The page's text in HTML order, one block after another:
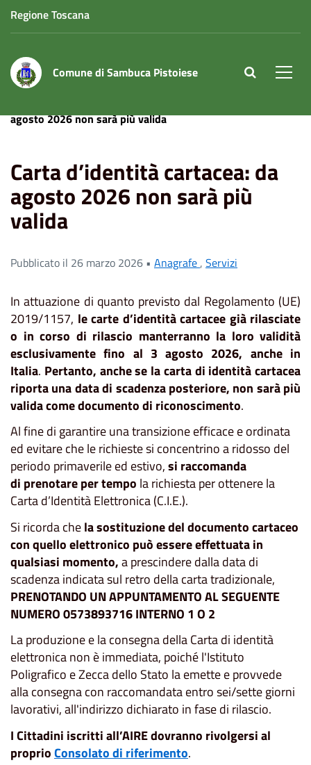
Regione Toscana
Comune di Sambuca Pistoiese site.searc
agosto 2026 non sarà più valida
Carta d’identità cartacea: da
agosto 2026 non sarà più
valida
Pubblicato il 26 marzo 2026 • Anagrafe, Servizi
In attuazione di quanto previsto dal Regolamento (UE)
2019/1157, le carte d’identità cartacee già rilasciate
o in corso di rilascio manterranno la loro validità
esclusivamente fino al 3 agosto 2026, anche in
Italia. Pertanto, anche se la carta di identità cartacea
riporta una data di scadenza posteriore, non sarà più
valida come documento di riconoscimento.
Al fine di garantire una transizione efficace e ordinata
ed evitare che le richieste si concentrino a ridosso del
periodo primaverile ed estivo,si raccomanda
di prenotare per tempo la richiesta per ottenere la
Carta d’Identità Elettronica (C.I.E.).
Si ricorda chela sostituzione del documento cartaceo
con quello elettronico può essere effettuata in
qualsiasi momento,a prescindere dalla data di
scadenza indicata sul retro della carta tradizionale,
PRENOTANDO UN APPUNTAMENTO AL SEGUENTE
NUMERO 0573893716 INTERNO 1 O 2
La produzione e la consegna della Carta di identità
elettronica non è immediata, poiché l'Istituto
Poligrafico e Zecca dello Stato la emette e provvede
alla consegna con raccomandata entro sei/sette giorni
lavorativi, all'indirizzo dichiarato in fase di rilascio.
I Cittadini iscritti all’AIREdovranno rivolgersi al
proprioConsolato di riferimento.